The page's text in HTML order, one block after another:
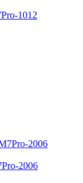
1012
2006